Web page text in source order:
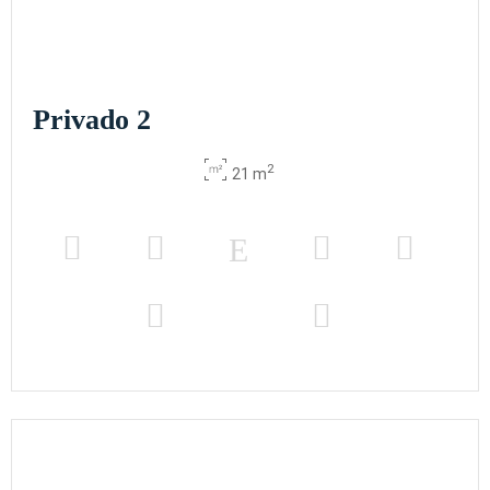
Privado 2
21 m2